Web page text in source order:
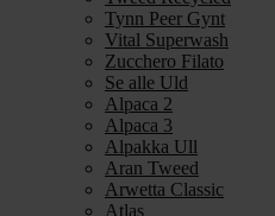
Tynn Peer Gynt
Vital Superwash
Zucchero Filato
Se alle Uld
Alpaca 2
Alpaca 3
Alpakka Ull
Aran Tweed
Arwetta Classic
Atlas